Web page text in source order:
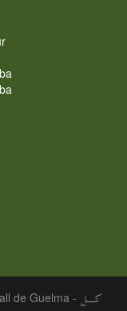
de Guelma - كـــل